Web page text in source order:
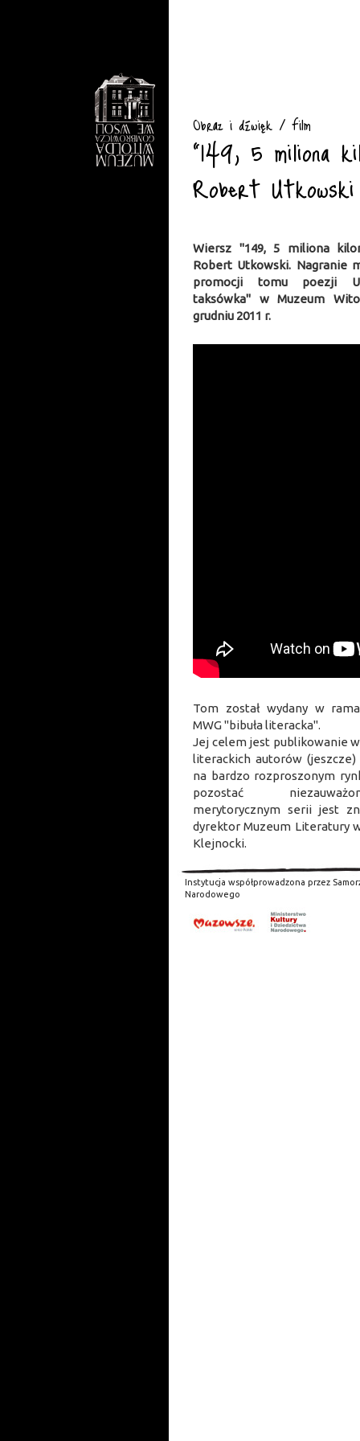
Obraz i dźwięk / Film
"149, 5 miliona
Robert Utkowski
Wiersz "149, 5 miliona
Robert Utkowski. Nagranie
promocji tomu poezji
taksówka" w Muzeum
grudniu 2011 r.
Tom został wydany w
MWG "bibuła literacka".
Jej celem jest publikowanie
literackich autorów
na bardzo rozproszonym
pozostać
merytorycznym serii jest
dyrektor Muzeum Literatury
Klejnocki.
Instytucja współprowadzona przez
Narodowego